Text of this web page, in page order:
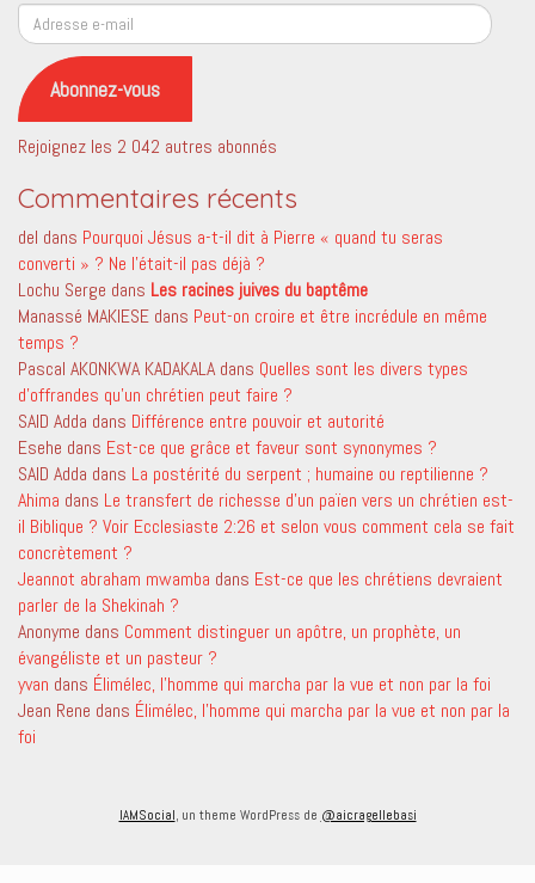
Adresse
e-
mail
Abonnez-vous
Rejoignez les 2 042 autres abonnés
Commentaires récents
del dans Pourquoi Jésus a-t-il dit à Pierre « quand tu seras
converti » ? Ne l’était-il pas déjà ?
Lochu Serge dans Les racines juives du baptême
Manassé MAKIESE dans Peut-on croire et être incrédule en même
temps ?
Pascal AKONKWA KADAKALA dans Quelles sont les divers types
d’offrandes qu’un chrétien peut faire ?
SAID Adda dans Différence entre pouvoir et autorité
Esehe dans Est-ce que grâce et faveur sont synonymes ?
SAID Adda dans La postérité du serpent ; humaine ou reptilienne ?
Ahima dans Le transfert de richesse d’un païen vers un chrétien est-
il Biblique ? Voir Ecclesiaste 2:26 et selon vous comment cela se fait
concrètement ?
Jeannot abraham mwamba dans Est-ce que les chrétiens devraient
parler de la Shekinah ?
Anonyme dans Comment distinguer un apôtre, un prophète, un
évangéliste et un pasteur ?
yvan dans Élimélec, l’homme qui marcha par la vue et non par la foi
Jean Rene dans Élimélec, l’homme qui marcha par la vue et non par la
foi
IAMSocial , un theme WordPress de @aicragellebasi